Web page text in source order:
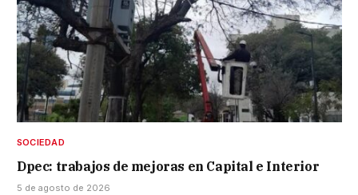
SOCIEDAD
Dpec: trabajos de mejoras en Capital e Interior
5 de agosto de 2026